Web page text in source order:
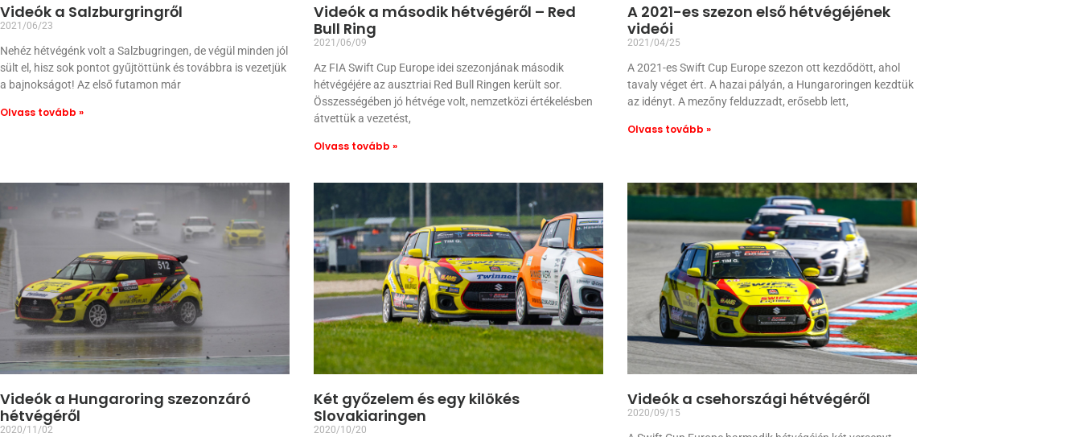
Videók a Salzburgringről
2021/06/23
Nehéz hétvégénk volt a Salzbugringen, de végül minden jól
sült el, hisz sok pontot gyűjtöttünk és továbbra is vezetjük
a bajnokságot! Az első futamon már
Olvass tovább »
Videók a második hétvégéről – Red
Bull Ring
2021/06/09
Az FIA Swift Cup Europe idei szezonjának második
hétvégéjére az ausztriai Red Bull Ringen került sor.
Összességében jó hétvége volt, nemzetközi értékelésben
átvettük a vezetést,
Olvass tovább »
A 2021-es szezon első hétvégéjének
videói
2021/04/25
A 2021-es Swift Cup Europe szezon ott kezdődött, ahol
tavaly véget ért. A hazai pályán, a Hungaroringen kezdtük
az idényt. A mezőny felduzzadt, erősebb lett,
Olvass tovább »
Videók a Hungaroring szezonzáró
hétvégéről
2020/11/02
Két győzelem és egy kilökés
Slovakiaringen
2020/10/20
Videók a csehországi hétvégéről
2020/09/15